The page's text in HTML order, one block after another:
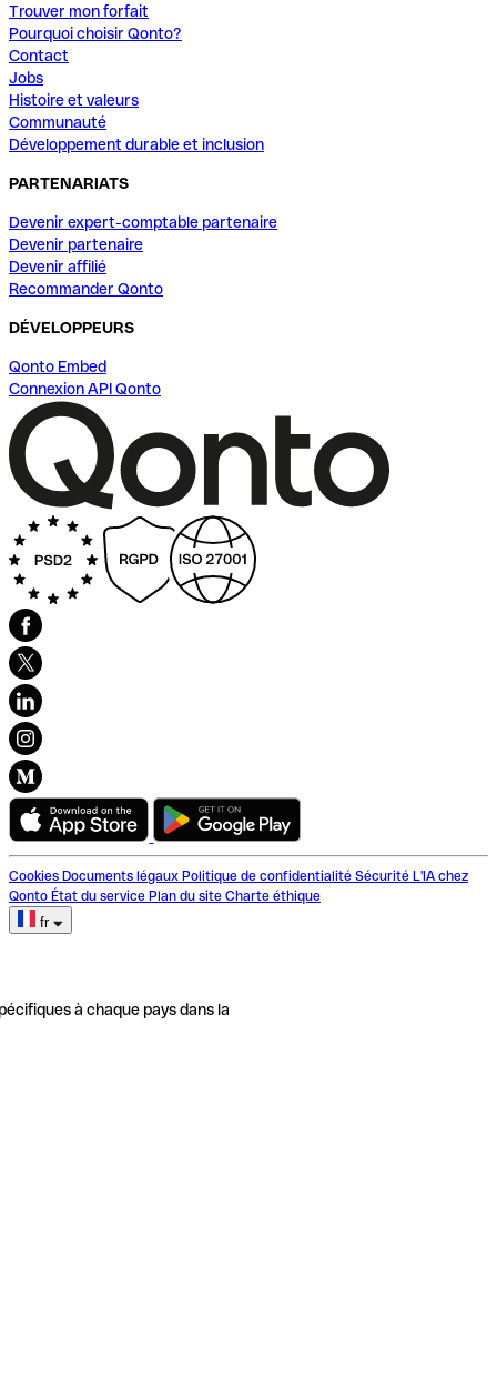
Trouver mon forfait
Pourquoi choisir Qonto?
Contact
Jobs
Histoire et valeurs
Communauté
Développement durable et inclusion
PARTENARIATS
Devenir expert-comptable partenaire
Devenir partenaire
Devenir affilié
Recommander Qonto
DÉVELOPPEURS
Qonto Embed
Connexion API Qonto
Cookies Documents légaux Politique de confidentialité Sécurité L'IA chez
Qonto État du service Plan du site Charte éthique
fr
à chaque pays dans la